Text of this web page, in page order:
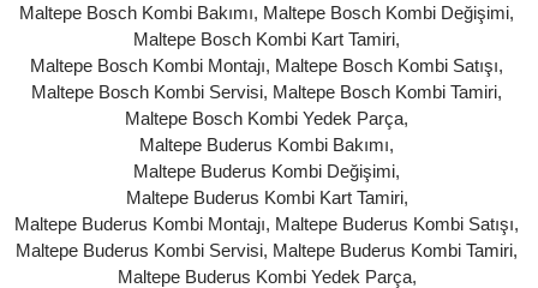
Maltepe Bosch Kombi Bakımı, Maltepe Bosch Kombi Değişimi,
Maltepe Bosch Kombi Kart Tamiri,
Maltepe Bosch Kombi Montajı, Maltepe Bosch Kombi Satışı,
Maltepe Bosch Kombi Servisi, Maltepe Bosch Kombi Tamiri,
Maltepe Bosch Kombi Yedek Parça,
Maltepe Buderus Kombi Bakımı,
Maltepe Buderus Kombi Değişimi,
Maltepe Buderus Kombi Kart Tamiri,
Maltepe Buderus Kombi Montajı, Maltepe Buderus Kombi Satışı,
Maltepe Buderus Kombi Servisi, Maltepe Buderus Kombi Tamiri,
Maltepe Buderus Kombi Yedek Parça,